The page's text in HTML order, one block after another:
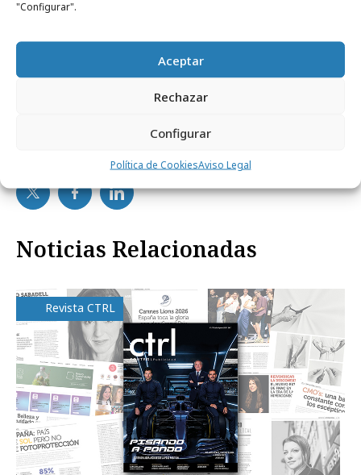
"Configurar".
Aceptar
Rechazar
Configurar
Política de CookiesAviso Legal
Noticias Relacionadas
Revista CTRL